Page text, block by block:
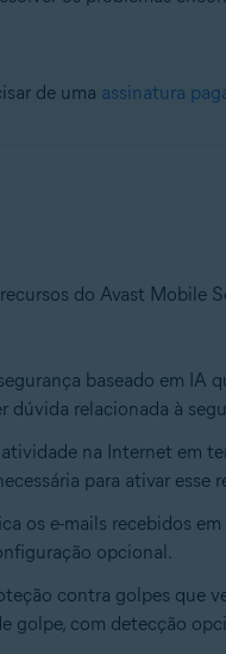
de uma assinatura
do Avast Mobile
baseado em IA
dúvida relacionada à
na Internet em
para ativar esse
os e-mails recebidos
opcional.
contra golpes que
golpe, com detecção